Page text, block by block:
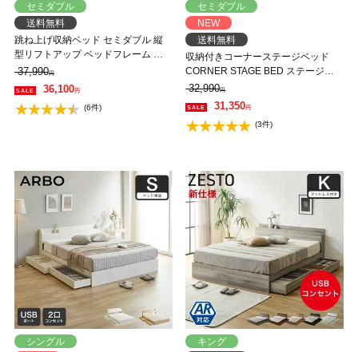
セミダブル
送料無料
跳ね上げ収納ベッド セミダブル 縦
型リフトアップ ベッドフレーム 深
さ30cmガス圧式収納ベッド ウッド
スプリング 棚付き コンセント付き
【大型家具配送】
37,990円
36,100円
(6件)
セミダブル
NEW
送料無料
収納付きコーナーステージベッド
CORNER STAGE BED ステージベ
ッド 隠せる収納 フタ付き収納 ロー
ベッド すのこベッド コーナーベッ
ド デイベッド 床面高24cm ベッド単
品 セミダブル【大型家具配送】
32,990円
31,350円
(3件)
シングル
キング